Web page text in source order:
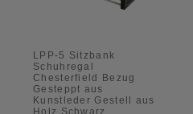
LPP-5 Sitzbank
Schuhregal
Chesterfield Bezug
Gesteppt aus
Kunstleder Gestell aus